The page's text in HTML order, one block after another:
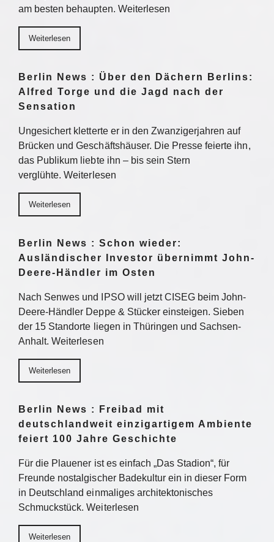
am besten behaupten. Weiterlesen
Weiterlesen
Berlin News : Über den Dächern Berlins:
Alfred Torge und die Jagd nach der
Sensation
Ungesichert kletterte er in den Zwanzigerjahren auf
Brücken und Geschäftshäuser. Die Presse feierte ihn,
das Publikum liebte ihn – bis sein Stern
verglühte. Weiterlesen
Weiterlesen
Berlin News : Schon wieder:
Ausländischer Investor übernimmt John-
Deere-Händler im Osten
Nach Senwes und IPSO will jetzt CISEG beim John-
Deere-Händler Deppe & Stücker einsteigen. Sieben
der 15 Standorte liegen in Thüringen und Sachsen-
Anhalt. Weiterlesen
Weiterlesen
Berlin News : Freibad mit
deutschlandweit einzigartigem Ambiente
feiert 100 Jahre Geschichte
Für die Plauener ist es einfach „Das Stadion“, für
Freunde nostalgischer Badekultur ein in dieser Form
in Deutschland einmaliges architektonisches
Schmuckstück. Weiterlesen
Weiterlesen